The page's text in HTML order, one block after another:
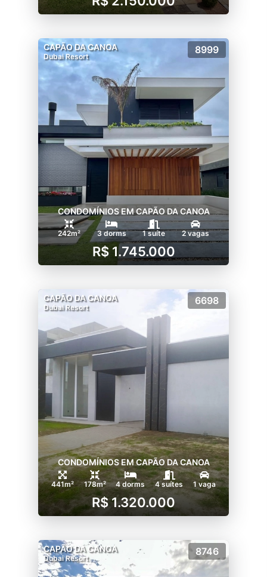
CAPÃO DA CANOA
Dubai Resort
8999
CONDOMÍNIOS EM CAPÃO DA CANOA
242m² 3 dorms 1 suíte 2 vagas
R$ 1.745.000
CAPÃO DA CANOA
Dubai Resort
6698
CONDOMÍNIOS EM CAPÃO DA CANOA
441m² 178m² 4 dorms 4 suítes 1 vaga
R$ 1.320.000
CAPÃO DA CANOA
Dubai Resort
8746